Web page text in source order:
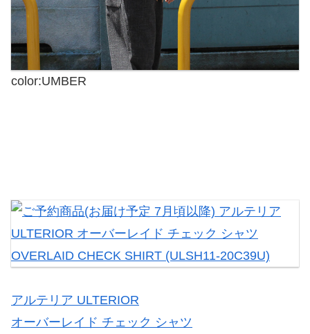
color:UMBER
アルテリア ULTERIOR
オーバーレイド チェック シャツ